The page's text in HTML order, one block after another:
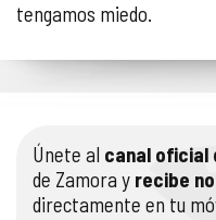
tengamos miedo.
Únete al canal oficial
de Zamora y recibe
directamente en tu